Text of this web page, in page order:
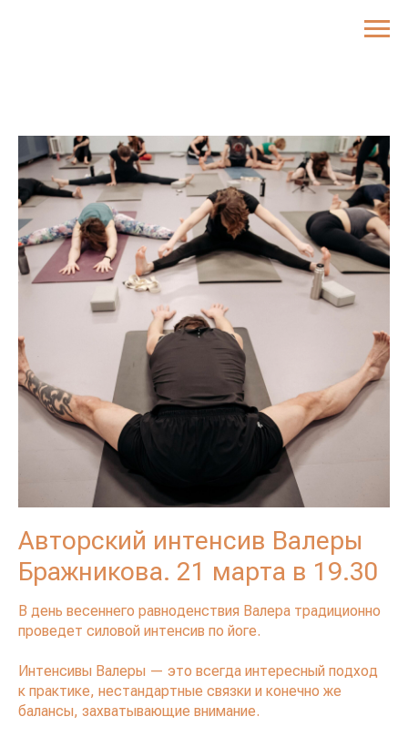
Авторский интенсив Валеры
Бражникова. 21 марта в 19.30
В день весеннего равноденствия Валера традиционно
проведет силовой интенсив по йоге.
Интенсивы Валеры — это всегда интересный подход
к практике, нестандартные связки и конечно же
балансы, захватывающие внимание.